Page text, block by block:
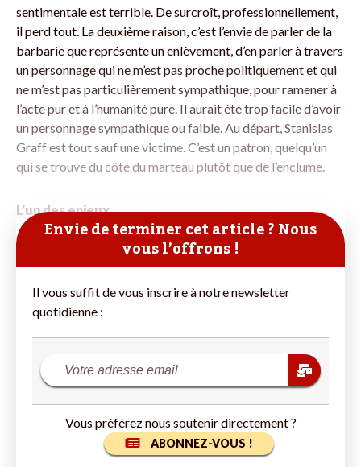
sentimentale est terrible. De surcroît, professionnellement,
il perd tout. La deuxième raison, c’est l’envie de parler de la
barbarie que représente un enlèvement, d’en parler à travers
un personnage qui ne m’est pas proche politiquement et qui
ne m’est pas particulièrement sympathique, pour ramener à
l’acte pur et à l’humanité pure. Il aurait été trop facile d’avoir
un personnage sympathique ou ­faible. Au départ, Stanislas
Graff est tout sauf une victime. C’est un patron, quelqu’un
qui se trouve du côté du marteau plutôt que de l’enclume.
L’un des enjeux
Envie de terminer cet article ? Nous
vous l’offrons !
Il vous suffit de vous inscrire à notre newsletter
quotidienne :
Vous préférez nous soutenir directement ?
ABONNEZ-VOUS !